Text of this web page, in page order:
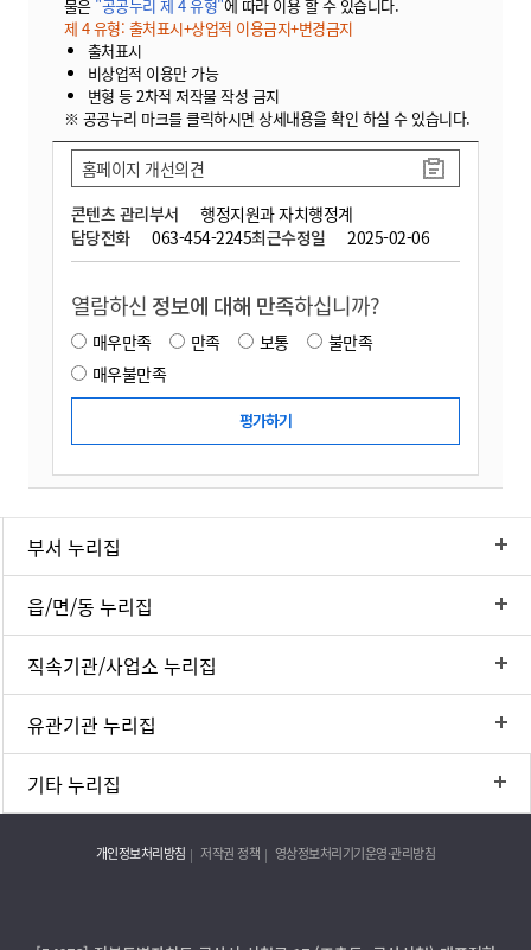
물은 "공공누리 제 4 유형"에 따라 이용 할 수 있습니다.
제 4 유형: 출처표시+상업적 이용금지+변경금지
출처표시
비상업적 이용만 가능
변형 등 2차적 저작물 작성 금지
※ 공공누리 마크를 클릭하시면 상세내용을 확인 하실 수 있습니다.
콘텐츠 관리부서
행정지원과 자치행정계
담당전화
063-454-2245최근수정일 2025-02-06
홈페이지 개선의견
열람하신 정보에 대해 만족하십니까?
매우만족 만족 보통
불만족
매우불만족
부서 누리집
읍/면/동 누리집
직속기관/사업소 누리집
유관기관 누리집
기타 누리집
개인정보처리방침 저작권 정책 영상정보처리기기운영·관리방침